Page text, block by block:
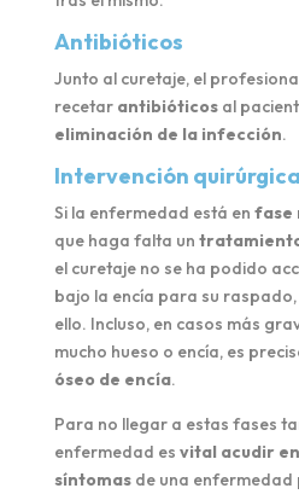
Antibióticos
Junto al curetaje, el
recetar antibióticosal
eliminación de la infección.
Intervención quirúrgica
Si la enfermedad está en fase
que haga falta un
el curetaje no se ha podido
bajo la encía para su
ello. Incluso, en casos más
mucho hueso o encía, es
óseo de encía.
Para no llegar a estas fases
enfermedad es vital acudir
síntomas de una